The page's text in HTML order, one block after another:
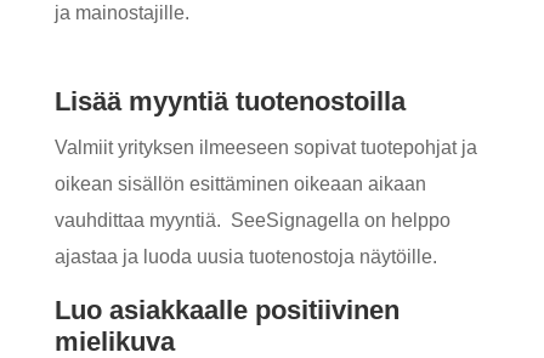
ja mainostajille.
Lisää myyntiä tuotenostoilla
Valmiit yrityksen ilmeeseen sopivat tuotepohjat ja
oikean sisällön esittäminen oikeaan aikaan
vauhdittaa myyntiä. SeeSignagella on helppo
ajastaa ja luoda uusia tuotenostoja näytöille.
Luo asiakkaalle positiivinen
mielikuva